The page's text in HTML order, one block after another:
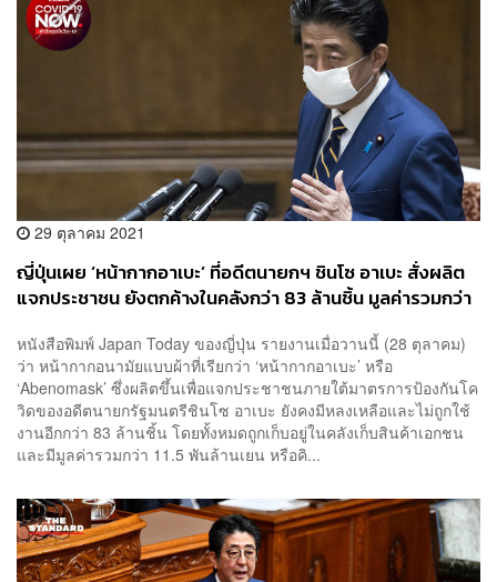
29 ตุลาคม 2021
ญี่ปุ่นเผย ‘หน้ากากอาเบะ’ ที่อดีตนายกฯ ชินโซ อาเบะ สั่งผลิต
แจกประชาชน ยังตกค้างในคลังกว่า 83 ล้านชิ้น มูลค่ารวมกว่า
หนังสือพิมพ์ Japan Today ของญี่ปุ่น รายงานเมื่อวานนี้ (28 ตุลาคม)
ว่า หน้ากากอนามัยแบบผ้าที่เรียกว่า ‘หน้ากากอาเบะ’ หรือ
‘Abenomask’ ซึ่งผลิตขึ้นเพื่อแจกประชาชนภายใต้มาตรการป้องกันโค
วิดของอดีตนายกรัฐมนตรีชินโซ อาเบะ ยังคงมีหลงเหลือและไม่ถูกใช้
งานอีกกว่า 83 ล้านชิ้น โดยทั้งหมดถูกเก็บอยู่ในคลังเก็บสินค้าเอกชน
และมีมูลค่ารวมกว่า 11.5 พันล้านเยน หรือคิ...